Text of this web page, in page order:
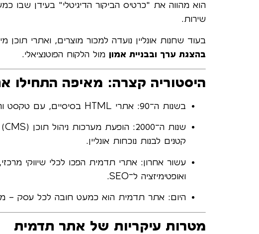
הוא מהווה את "כרטיס הביקור הדיגיטלי" בעידן שבו
שירות.
בעוד שחנות אונליין נועדה למכור מוצרים, ואתרי
בהצגת ערך ובבניית אמון מול הלקוח הפוטנציאלי.
היסטוריה קצרה: מאיפה התחילו
בשנות ה־90: אתרי HTML בסיסיים, עם טקסט ותמונה.
קטנים לבנות נוכחות אונליין.
עשור אחרון: אתרי תדמית הפכו לכלי שיווקי
ואופטימיזציה ל־SEO.
היום: אתר תדמית הוא כמעט חובה לכל עסק –
מטרות עיקריות של אתר תדמית